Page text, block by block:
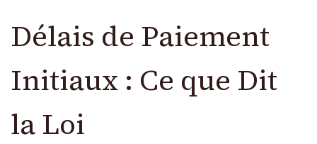
Délais de Paiement
Initiaux : Ce que Dit
la Loi